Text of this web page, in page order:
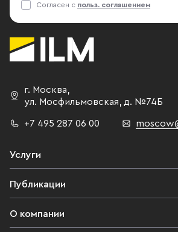
Согласен с польз. соглашением
г. Москва,
ул. Мосфильмовская, д. №74Б
+7 495 287 06 00
Услуги
Публикации
О компании